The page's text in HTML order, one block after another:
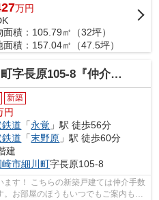
万円
面積：105.79㎡（32坪）
面積：157.04㎡（47.5坪）
105-8『仲介料無料』新築戸建て
新築
円
道 「永覚 」駅 徒歩56分
道 「末野原 」駅 徒歩60分
建
崎市細川町字長原105-8
す！ こちらの新築戸建ては仲介手数
お部屋のほうもいつでもご案内もさ